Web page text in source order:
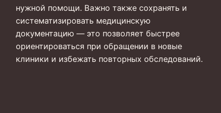
нужной помощи. Важно также сохранять и
систематизировать медицинскую
документацию — это позволяет быстрее
ориентироваться при обращении в новые
клиники и избежать повторных обследований.